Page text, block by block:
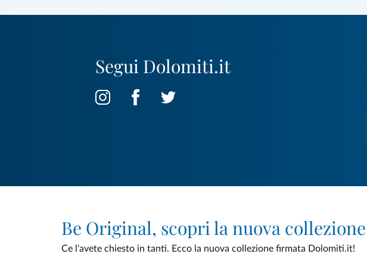
Segui Dolomiti.it
Be Original, scopri la nuova collezione
Ce l'avete chiesto in tanti. Ecco la nuova collezione firmata Dolomiti.it!